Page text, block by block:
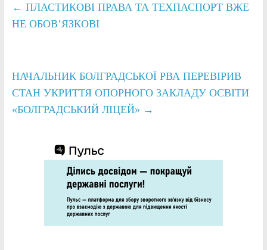
← ПЛАСТИКОВІ ПРАВА ТА ТЕХПАСПОРТ ВЖЕ
НЕ ОБОВ’ЯЗКОВІ
НАЧАЛЬНИК БОЛГРАДСЬКОЇ РВА ПЕРЕВІРИВ
СТАН УКРИТТЯ ОПОРНОГО ЗАКЛАДУ ОСВІТИ
«БОЛГРАДСЬКИЙ ЛІЦЕЙ» →